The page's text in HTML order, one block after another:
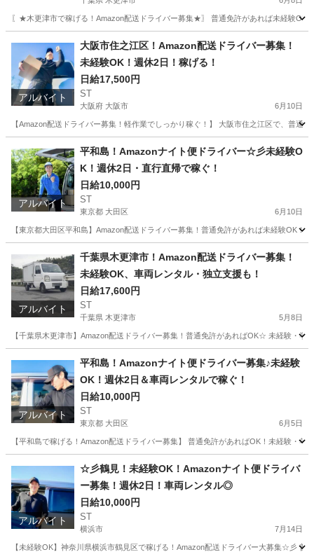
〖★木更津市で稼げる！Amazon配送ドライバー募集★〗 普通免許があれば未経験OK
ドライバー Amazon
アルバイト
大阪市住之江区！Amazon配送ドライバー募集！
未経験OK！週休2日！稼げる！
日給17,500円
ST
大阪府 大阪市 6月10日
【Amazon配送ドライバー募集！軽作業でしっかり稼ぐ！】 大阪市住之江区で、普
ドライバー Amazon
アルバイト
平和島！Amazonナイト便ドライバー☆彡未経験O
K！週休2日・直行直帰で稼ぐ！
日給10,000円
ST
東京都 大田区 6月10日
【東京都大田区平和島】Amazon配送ドライバー募集！普通免許があれば未経験OK
ドライバー Amazon
アルバイト
千葉県木更津市！Amazon配送ドライバー募集！
未経験OK、車両レンタル・独立支援も！
日給17,600円
ST
千葉県 木更津市 5月8日
【千葉県木更津市】Amazon配送ドライバー募集！普通免許があればOK☆ 未経験・
ドライバー Amazon
アルバイト
平和島！Amazonナイト便ドライバー募集♪未経験
OK！週休2日＆車両レンタルで稼ぐ！
日給10,000円
ST
東京都 大田区 6月5日
【平和島で稼げる！Amazon配送ドライバー募集】 普通免許があればOK！未経験
ドライバー Amazon
アルバイト
☆彡鶴見！未経験OK！Amazonナイト便ドライバ
ー募集！週休2日！車両レンタル◎
日給10,000円
ST
横浜市 7月14日
【未経験OK】神奈川県横浜市鶴見区で稼げる！Amazon配送ドライバー大募集☆彡